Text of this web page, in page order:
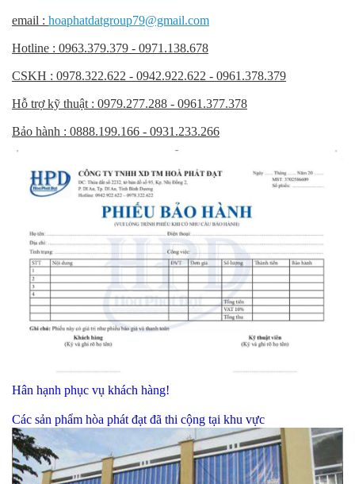
email : hoaphatdatgroup79@gmail.com
Hotline : 0963.379.379 - 0971.138.678
CSKH : 0978.322.622 - 0942.922.622 - 0961.378.379
Hỗ trợ kỹ thuật : 0979.277.288 - 0961.377.378
Bảo hành : 0888.199.166 - 0931.233.266
Hân hạnh phục vụ khách hàng!
Các sản phẩm hòa phát đạt đã thi cộng tại khu vực